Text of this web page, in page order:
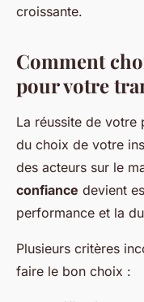
croissante.
Comment
pour votre
La réussite de votre
du choix de votre
des acteurs sur le
confiance devient
performance et la
Plusieurs critères
faire le bon choix :